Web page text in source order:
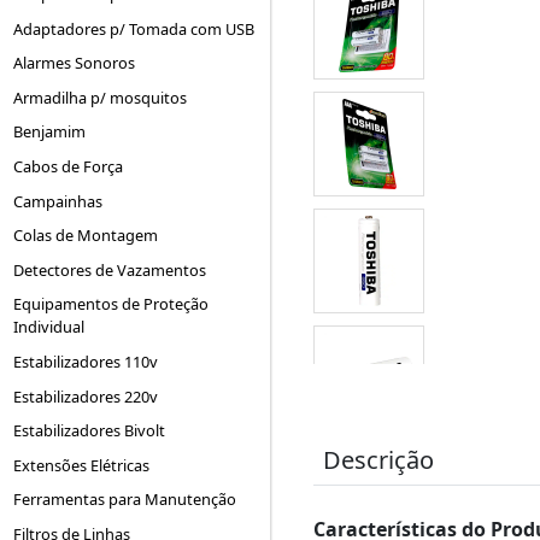
Adaptadores p/ Tomada com USB
Alarmes Sonoros
Armadilha p/ mosquitos
Benjamim
Cabos de Força
Campainhas
Colas de Montagem
Detectores de Vazamentos
Equipamentos de Proteção
Individual
Estabilizadores 110v
Estabilizadores 220v
Estabilizadores Bivolt
Extensões Elétricas
Ferramentas para Manutenção
Filtros de Linhas
Descrição
Características do